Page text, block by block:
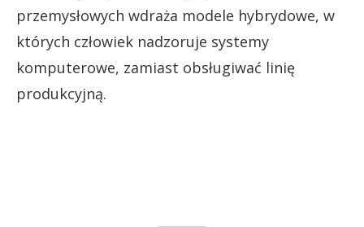
przemysłowych wdraża modele hybrydowe, w
których człowiek nadzoruje systemy
komputerowe, zamiast obsługiwać linię
produkcyjną.